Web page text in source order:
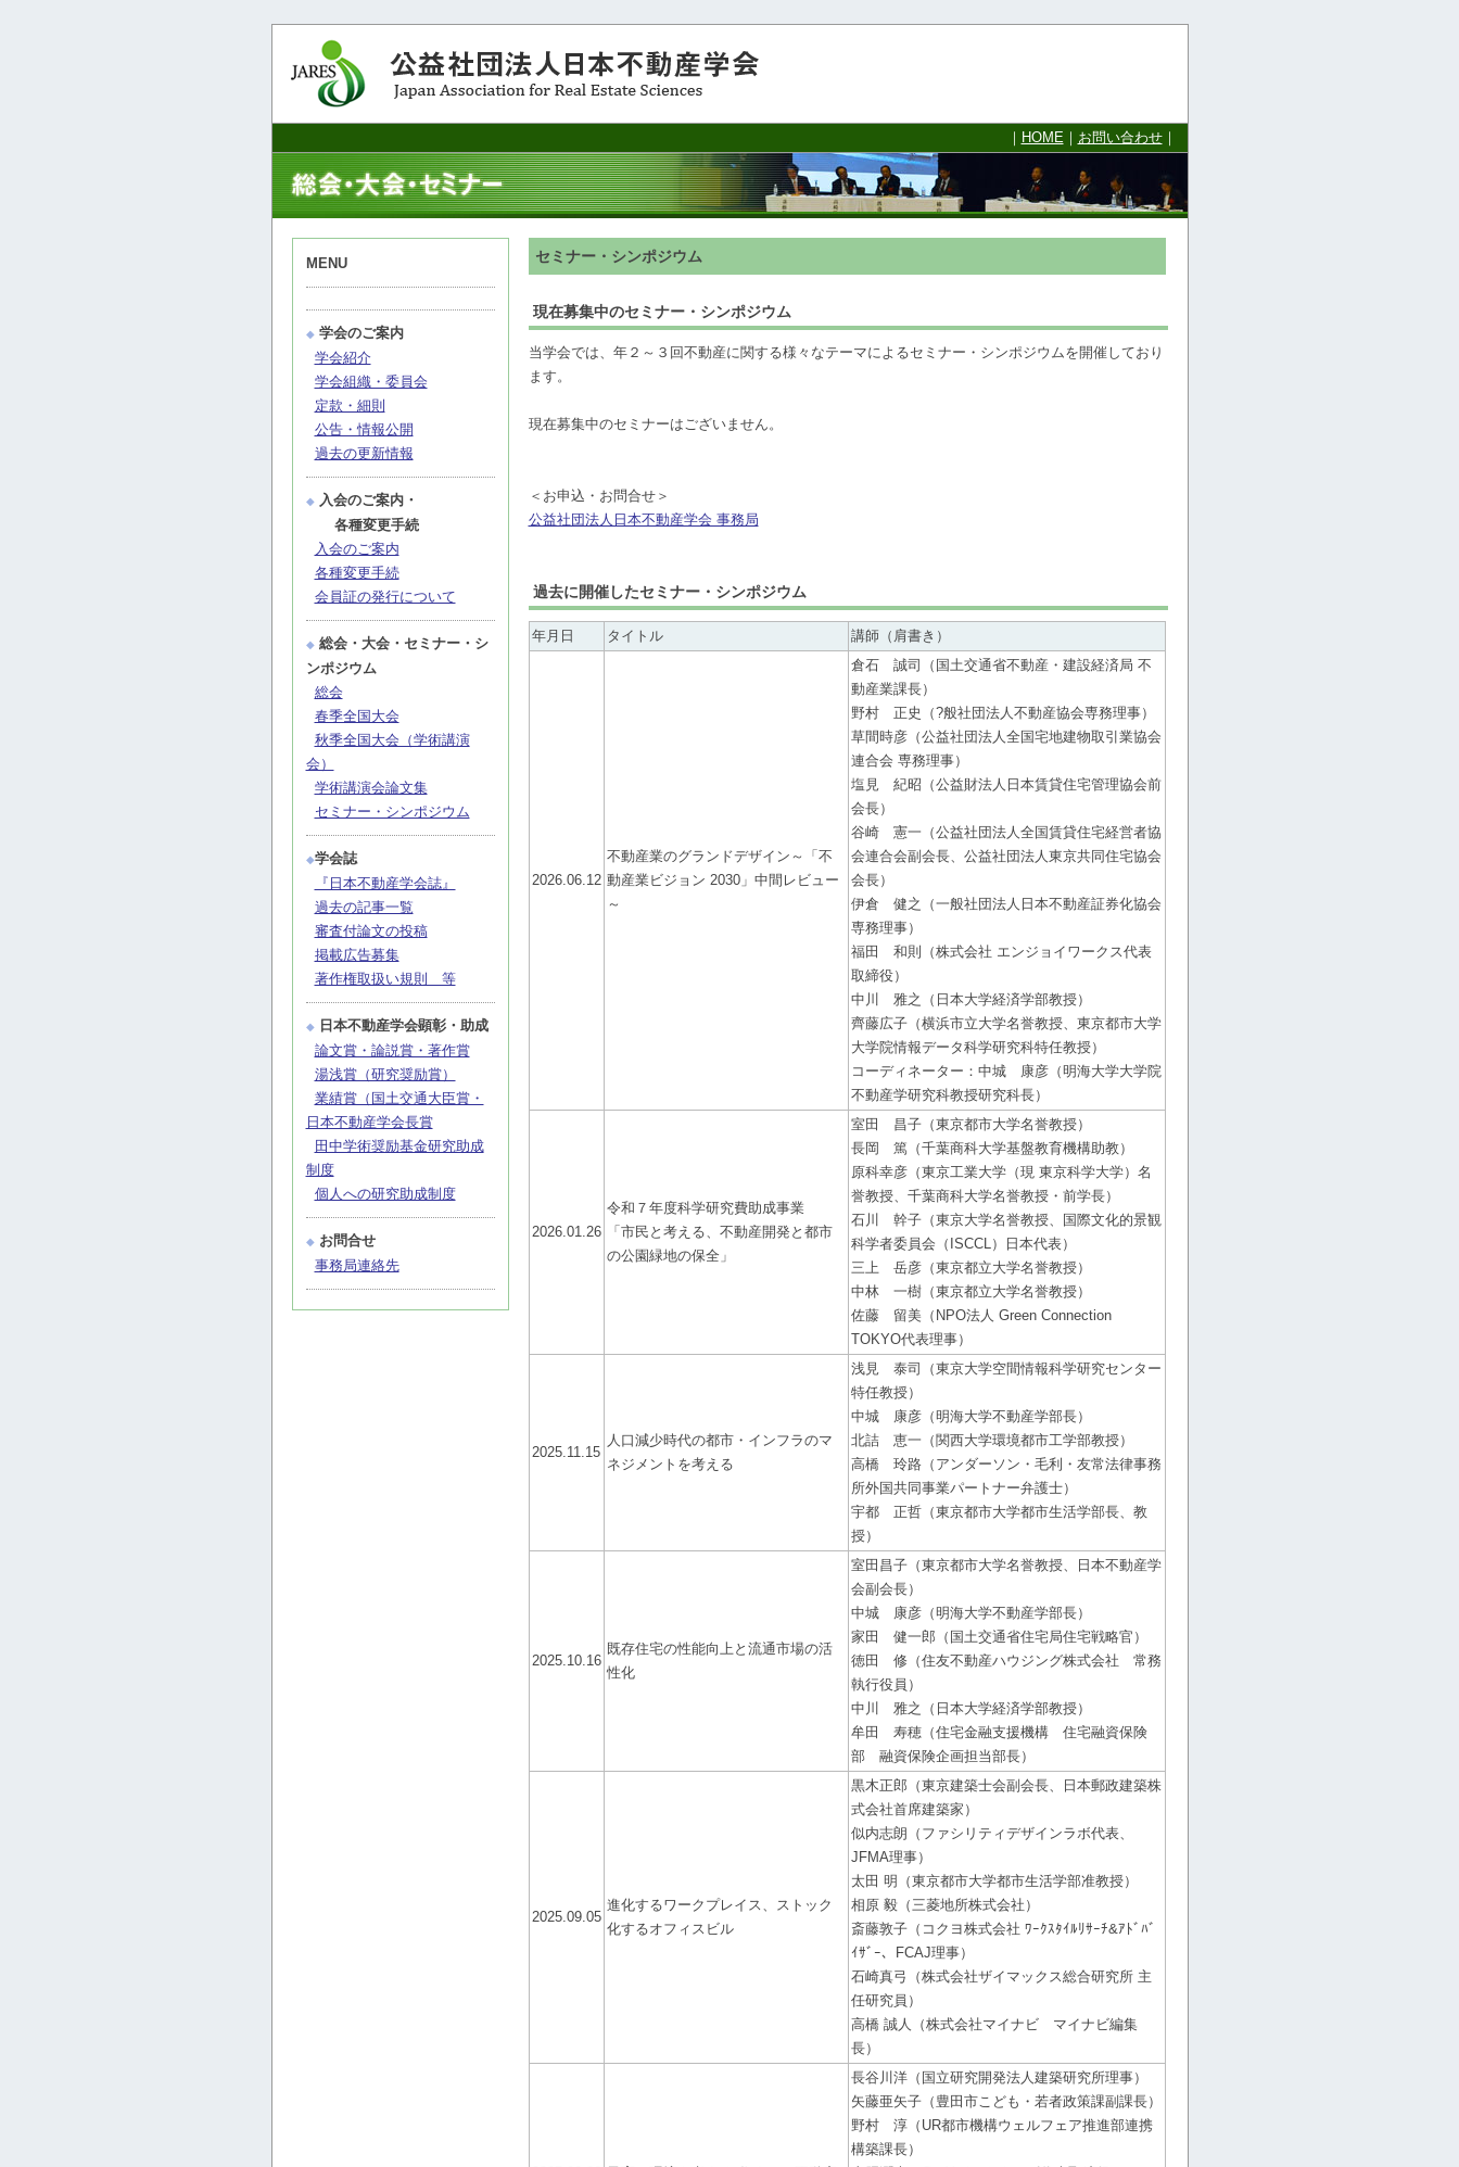
｜ HOME｜ お問い合わせ｜
MENU
◆ 学会のご案内
学会紹介
学会組織・委員会
定款・細則
公告・情報公開
過去の更新情報
◆ 入会のご案内・
各種変更手続
入会のご案内
各種変更手続
会員証の発行について
◆ 総会・大会・セミナー・シ
ンポジウム
総会
春季全国大会
秋季全国大会（学術講演
会）
学術講演会論文集
セミナー・シンポジウム
◆学会誌
『日本不動産学会誌』
過去の記事一覧
審査付論文の投稿
掲載広告募集
著作権取扱い規則 等
◆
日本不動産学会顕彰・助成
論文賞・論説賞・著作賞
湯浅賞（研究奨励賞）
業績賞（国土交通大臣賞・
日本不動産学会長賞
田中学術奨励基金研究助成
制度
個人への研究助成制度
◆お問合せ
事務局連絡先
セミナー・シンポジウム
現在募集中のセミナー・シンポジウム
当学会では、年２～３回不動産に関する様々なテーマによるセミナー・シンポジウムを開催しており
ます。
現在募集中のセミナーはございません。
＜お申込・お問合せ＞
公益社団法人日本不動産学会 事務局
過去に開催したセミナー・シンポジウム
年月日 タイトル 講師（肩書き）
2026.06.12
不動産業のグランドデザイン～「不
動産業ビジョン 2030」中間レビュー
～
倉石 誠司（国土交通省不動産・建設経済局 不
動産業課長）
野村 正史（?般社団法人不動産協会専務理事）
草間時彦（公益社団法人全国宅地建物取引業協会
連合会 専務理事）
塩見 紀昭（公益財法人日本賃貸住宅管理協会前
会長）
谷崎 憲一（公益社団法人全国賃貸住宅経営者協
会連合会副会長、公益社団法人東京共同住宅協会
会長）
伊倉 健之（一般社団法人日本不動産証券化協会
専務理事）
福田 和則（株式会社 エンジョイワークス代表
取締役）
中川 雅之（日本大学経済学部教授）
齊藤広子（横浜市立大学名誉教授、東京都市大学
大学院情報データ科学研究科特任教授）
コーディネーター：中城 康彦（明海大学大学院
不動産学研究科教授研究科長）
2026.01.26
令和７年度科学研究費助成事業
「市民と考える、不動産開発と都市
の公園緑地の保全」
室田 昌子（東京都市大学名誉教授）
長岡 篤（千葉商科大学基盤教育機構助教）
原科幸彦（東京工業大学（現 東京科学大学）名
誉教授、千葉商科大学名誉教授・前学長）
石川 幹子（東京大学名誉教授、国際文化的景観
科学者委員会（ISCCL）日本代表）
三上 岳彦（東京都立大学名誉教授）
中林 一樹（東京都立大学名誉教授）
佐藤 留美（NPO法人 Green Connection
TOKYO代表理事）
2025.11.15
人口減少時代の都市・インフラのマ
ネジメントを考える
浅見 泰司（東京大学空間情報科学研究センター
特任教授）
中城 康彦（明海大学不動産学部長）
北詰 恵一（関西大学環境都市工学部教授）
高橋 玲路（アンダーソン・毛利・友常法律事務
所外国共同事業パートナー弁護士）
宇都 正哲（東京都市大学都市生活学部長、教
授）
2025.10.16
既存住宅の性能向上と流通市場の活
性化
室田昌子（東京都市大学名誉教授、日本不動産学
会副会長）
中城 康彦（明海大学不動産学部長）
家田 健一郎（国土交通省住宅局住宅戦略官）
徳田 修（住友不動産ハウジング株式会社 常務
執行役員）
中川 雅之（日本大学経済学部教授）
牟田 寿穂（住宅金融支援機構 住宅融資保険
部 融資保険企画担当部長）
2025.09.05
進化するワークプレイス、ストック
化するオフィスビル
黒木正郎（東京建築士会副会長、日本郵政建築株
式会社首席建築家）
似内志朗（ファシリティデザインラボ代表、
JFMA理事）
太田 明（東京都市大学都市生活学部准教授）
相原 毅（三菱地所株式会社）
斎藤敦子（コクヨ株式会社 ﾜｰｸｽﾀｲﾙﾘｻｰﾁ&ｱﾄﾞﾊﾞ
ｲｻﾞｰ、FCAJ理事）
石崎真弓（株式会社ザイマックス総合研究所 主
任研究員）
高橋 誠人（株式会社マイナビ マイナビ編集
長）
長谷川洋（国立研究開発法人建築研究所理事）
矢藤亜矢子（豊田市こども・若者政策課副課長）
野村 淳（UR都市機構ウェルフェア推進部連携
構築課長）